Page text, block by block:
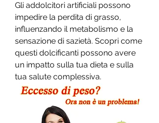
Gli addolcitori artificiali possono
impedire la perdita di grasso,
influenzando il metabolismo e la
sensazione di sazietà. Scopri come
questi dolcificanti possono avere
un impatto sulla tua dieta e sulla
tua salute complessiva.